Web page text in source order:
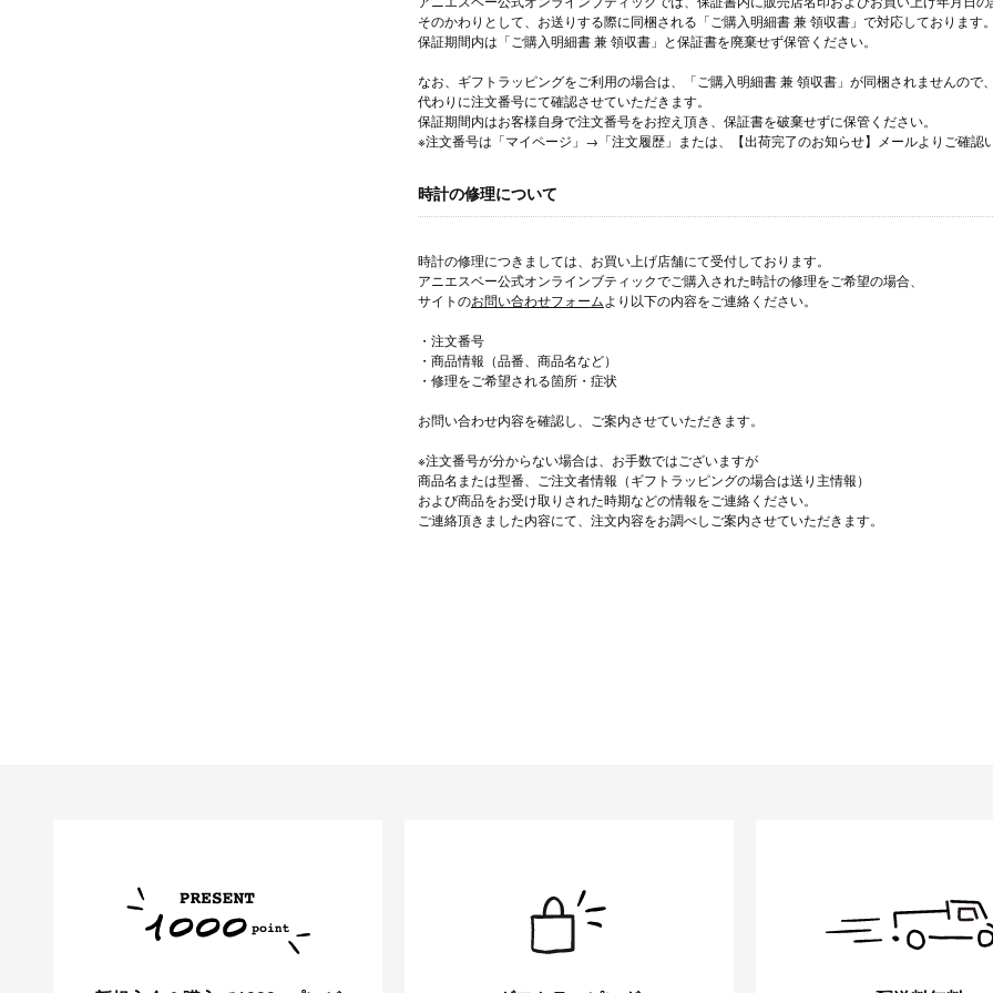
そのかわりとして、お送りする際に同梱される「ご購入明細書 兼 領収書」で対応しております。
保証期間内は「ご購入明細書 兼 領収書」と保証書を廃棄せず保管ください。
なお、ギフトラッピングをご利用の場合は、「ご購入明細書 兼 領収書」が同梱されませんので、
代わりに注文番号にて確認させていただきます。
保証期間内はお客様自身で注文番号をお控え頂き、保証書を破棄せずに保管ください。
※注文番号は「マイページ」→「注文履歴」または、【出荷完了のお知らせ】メールよりご確認
時計の修理について
時計の修理につきましては、お買い上げ店舗にて受付しております。
アニエスベー公式オンラインブティックでご購入された時計の修理をご希望の場合、
サイトのお問い合わせフォームより以下の内容をご連絡ください。
・注文番号
・商品情報（品番、商品名など）
・修理をご希望される箇所・症状
お問い合わせ内容を確認し、ご案内させていただきます。
※注文番号が分からない場合は、お手数ではございますが
商品名または型番、ご注文者情報（ギフトラッピングの場合は送り主情報）
および商品をお受け取りされた時期などの情報をご連絡ください。
ご連絡頂きました内容にて、注文内容をお調べしご案内させていただきます。